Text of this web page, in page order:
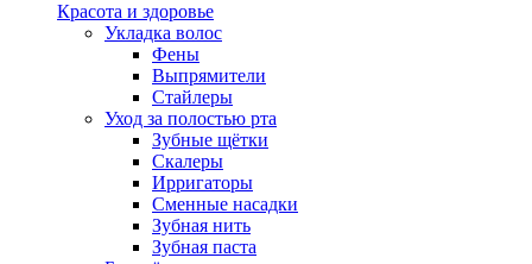
Красота и здоровье
Укладка волос
Фены
Выпрямители
Стайлеры
Уход за полостью рта
Зубные щётки
Скалеры
Ирригаторы
Сменные насадки
Зубная нить
Зубная паста